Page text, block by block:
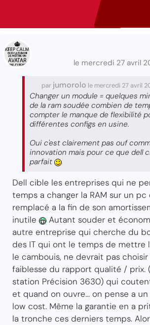
le mercredi 27 avril
par jumorolo le mercredi 27 avril
Changer un module = quelques
de la ram soudée combien de
compter le manque de flexibilité
différentes configs en usine.
Oui c'est clairement pas ouf
innovation mais pour ce que dell
parfait
Dell cible les entreprises qui ne
temps a changer la RAM sur un pc
remplacé a la fin de son
inutile
Autant souder et
autre entreprise qui cherche du
des IT qui ont le temps de mettre
le cambouis, ne devrait pas choisir
faiblesse du rapport qualité / prix.
station Précision 3630) qui
et quand on ouvre... on pense a un
low cost. Même la garantie en a
la tronche ces derniers temps.